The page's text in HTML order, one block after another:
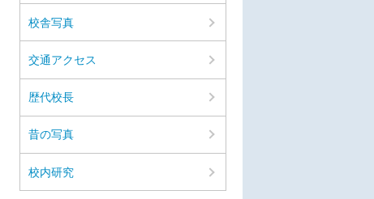
校舎写真
交通アクセス
歴代校長
昔の写真
校内研究